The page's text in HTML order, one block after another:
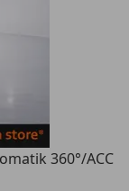
360°/ACC